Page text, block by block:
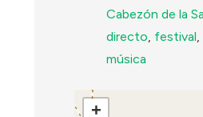
Cabezón de la
directo festival
música
+